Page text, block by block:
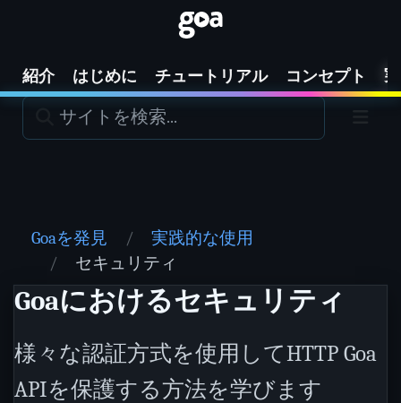
紹介 はじめに チュートリアル コンセプト
Goaを発見
実践的な使用
セキュリティ
Goaにおけるセキュリティ
様々な認証方式を使用してHTTP Goa
APIを保護する方法を学びます